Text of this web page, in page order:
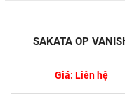
SAKATA OP
Giá: Liên hệ